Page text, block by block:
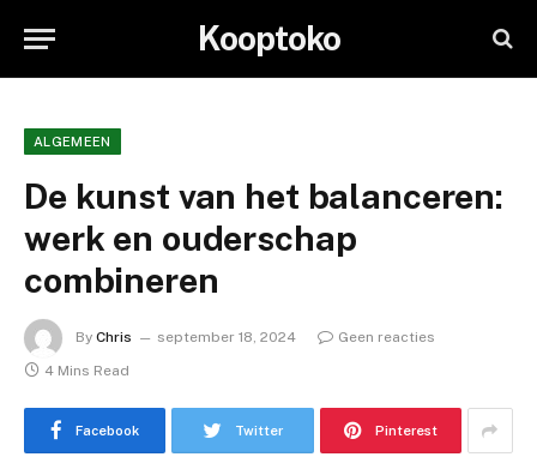
Kooptoko
ALGEMEEN
De kunst van het balanceren:
werk en ouderschap
combineren
By Chris september 18, 2024
Geen reacties
4 Mins Read
Facebook Twitter Pinterest